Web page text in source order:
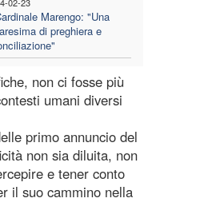
Marengo: "Una
di preghiera e
non ci fosse più
umani diversi
primo annuncio del
non sia diluita, non
e tener conto
il suo cammino nella